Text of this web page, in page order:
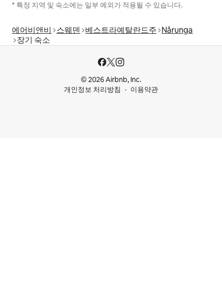
* 특정 지역 및 숙소에는 일부 예외가 적용될 수 있습니다.
에어비앤비 스웨덴 베스트라예탈란드주 Nårunga
장기 숙소
© 2026 Airbnb, Inc.
개인정보 처리방침
이용약관